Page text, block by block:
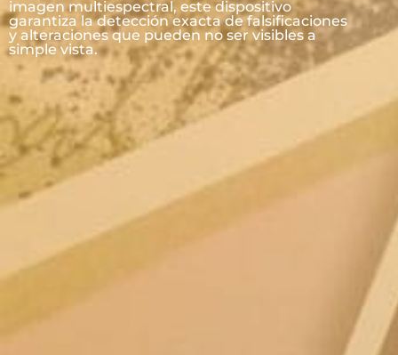
imagen multiespectral, este dispositivo
garantiza la detección exacta de falsificaciones
y alteraciones que pueden no ser visibles a
simple vista.